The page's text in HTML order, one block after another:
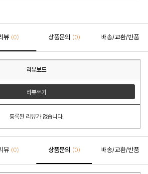
뷰 (0) 상품문의 (0) 배송/교환/반품
리뷰보드
리뷰쓰기
등록된 리뷰가 없습니다.
뷰 (0) 상품문의 (0) 배송/교환/반품